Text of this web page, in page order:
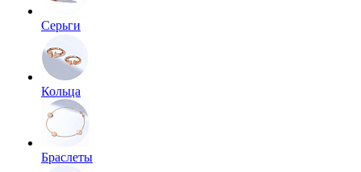
Серьги
Кольца
Браслеты